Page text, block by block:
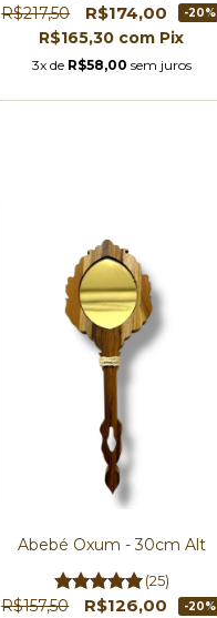
R$217,50 R$174,00 -20%
R$165,30 com Pix
3x de R$58,00 sem juros
Abebé Oxum - 30cm Alt
(25)
R$157,50 R$126,00 -20%